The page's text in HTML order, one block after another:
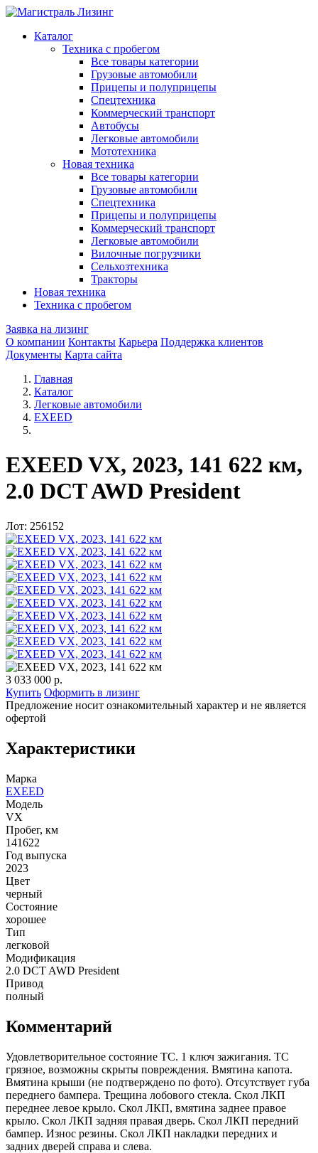
Каталог
Техника с пробегом
Все товары категории
Грузовые автомобили
Прицепы и полуприцепы
Спецтехника
Коммерческий транспорт
Автобусы
Легковые автомобили
Мототехника
Новая техника
Все товары категории
Грузовые автомобили
Спецтехника
Прицепы и полуприцепы
Коммерческий транспорт
Легковые автомобили
Вилочные погрузчики
Сельхозтехника
Тракторы
Новая техника
Техника с пробегом
Заявка на лизинг
О компании Контакты Карьера Поддержка клиентов
Документы Карта сайта
Главная
Каталог
Легковые автомобили
EXEED
EXEED VX, 2023, 141 622 км,
2.0 DCT AWD President
Лот: 256152
3 033 000 р.
Купить Оформить в лизинг
Предложение носит ознакомительный характер и не является
офертой
Характеристики
Марка
EXEED
Модель
VX
Пробег, км
141622
Год выпуска
2023
Цвет
черный
Состояние
хорошее
Тип
легковой
Модификация
2.0 DCT AWD President
Привод
полный
Комментарий
Удовлетворительное состояние ТС. 1 ключ зажигания. ТС
грязное, возможны скрыты повреждения. Вмятина капота.
Вмятина крыши (не подтверждено по фото). Отсутствует губа
переднего бампера. Трещина лобового стекла. Скол ЛКП
переднее левое крыло. Скол ЛКП, вмятина заднее правое
крыло. Скол ЛКП задняя правая дверь. Скол ЛКП передний
бампер. Износ резины. Скол ЛКП накладки передних и
задних дверей справа и слева.